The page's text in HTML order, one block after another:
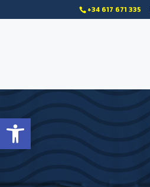
Abrir barra de herramientas
‭+34 617 671 335‬